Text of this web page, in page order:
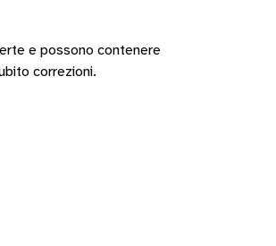
e possono contenere
correzioni.